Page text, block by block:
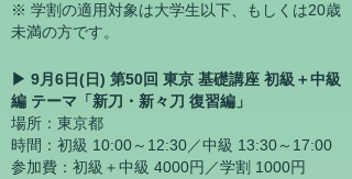
※ 学割の適用対象は大学生以下、もしくは20歳
未満の方です。
▶ 9月6日(日) 第50回 東京 基礎講座 初級＋中級
編 テーマ「新刀・新々刀 復習編」
場所：東京都
時間：初級 10:00～12:30／中級 13:30～17:00
参加費：初級＋中級 4000円／学割 1000円​